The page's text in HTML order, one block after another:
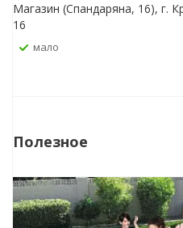
Магазин (Спандаряна, 16), г.
16
Мало
Полезное